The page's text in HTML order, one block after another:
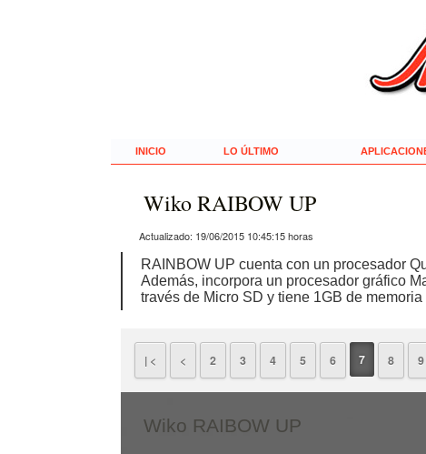
INICIO LO ÚLTIMO
Wiko RAIBOW UP
Actualizado: 19/06/2015 10:45:15horas
RAINBOW UP cuenta con un procesador
Además, incorpora un procesador gráfico
través de Micro SD y tiene 1GB de memoria
| < < 2 3 4 5 6 7 8 9
Wiko RAIBOW UP